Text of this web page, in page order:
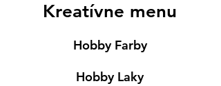
Kreatívne menu
Hobby Farby
Hobby Laky